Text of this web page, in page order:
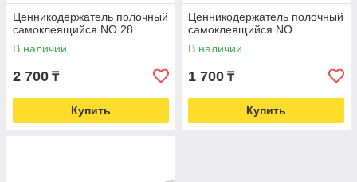
Ценникодержатель полочный
самоклеящийся NO 28
В наличии
2 700 ₸
Купить
Ценникодержатель полочный
самоклеящийся NO
В наличии
1 700 ₸
Купить